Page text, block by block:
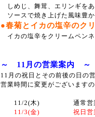
しめじ、舞茸、エリンギを
ソースで焼き上げた風味豊か
●春菊とイカの塩辛のク
イカの塩辛をクリームペン
～ 11月の営業案内 ～
11月の祝日とその前後の日の
営業時間に変更がございます
11/2(木) 通常営業
11/3(金) 祝日営業